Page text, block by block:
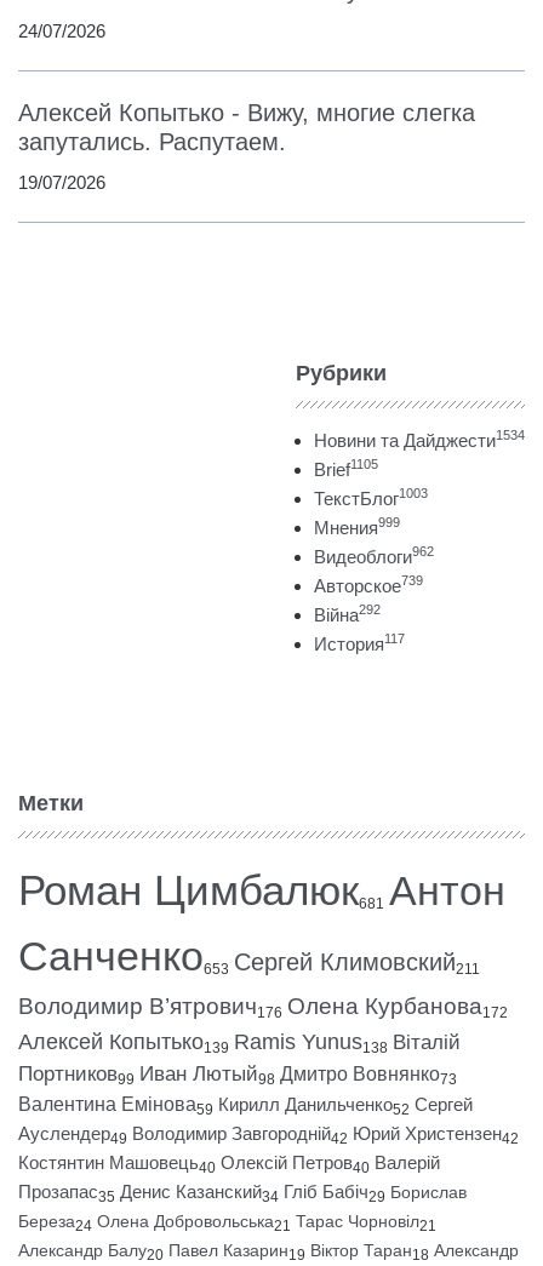
24/07/2026
Алексей Копытько - Вижу, многие слегка
запутались. Распутаем.
19/07/2026
Рубрики
Новини та Дайджести1534
Brief1105
ТекстБлог1003
Мнения999
Видеоблоги962
Авторское739
Війна292
История117
Метки
Роман Цимбалюк681 Антон
Санченко653 Сергей Климовский211
Володимир В’ятрович176 Олена Курбанова172
Алексей Копытько139 Ramis Yunus138 Віталій
Портников99 Иван Лютый98 Дмитро Вовнянко73
Валентина Емінова59 Кирилл Данильченко52 Сергей
Ауслендер49 Володимир Завгородній42 Юрий Христензен42
Костянтин Машовець40 Олексій Петров40 Валерій
Прозапас35 Денис Казанский34 Гліб Бабіч29 Борислав
Береза24 Олена Добровольська21 Тарас Чорновіл21
Александр Балу20 Павел Казарин19 Віктор Таран18 Александр